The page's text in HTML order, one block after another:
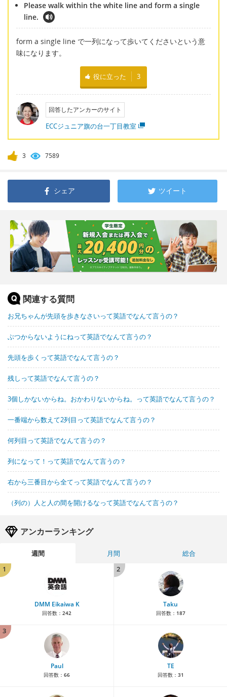
Please walk within the white line and form a single
line.
form a single line で一列になって歩いてくださいという意
味になります。
役に立った 3
回答したアンカーのサイト
ECCジュニア旗の台一丁目教室
3 7589
シェア ツイート
関連する質問
お兄ちゃんが先頭を歩きなさいって英語でなんて言うの？
ぶつからないようにねって英語でなんて言うの？
先頭を歩くって英語でなんて言うの？
残しって英語でなんて言うの？
3個しかないからね。おかわりないからね。って英語でなんて言うの？
一番端から数えて2列目って英語でなんて言うの？
何列目って英語でなんて言うの？
列になって！って英語でなんて言うの？
右から三番目から全てって英語でなんて言うの？
（列の）人と人の間を開けるなって英語でなんて言うの？
アンカーランキング
週間 月間
総合
1
DMM Eikaiwa K
回答数： 242
2
Taku
回答数： 187
3
Paul
回答数： 66
TE
回答数： 31